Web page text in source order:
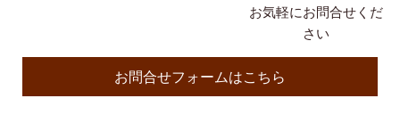
お気軽にお問合せくだ
さい
お問合せフォームはこちら